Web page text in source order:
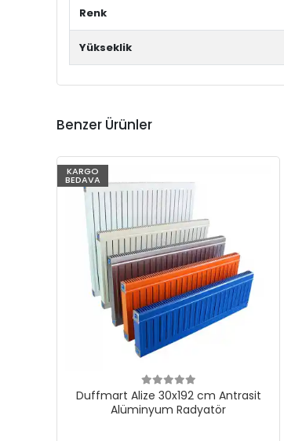
Renk
Yükseklik
Benzer Ürünler
KARGO
BEDAVA
Duffmart Alize 30x192 cm Antrasit
Alüminyum Radyatör